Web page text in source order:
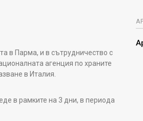
в Парма, и в сътрудничество с
агенция по храните
в Италия.
в рамките на 3 дни, в периода